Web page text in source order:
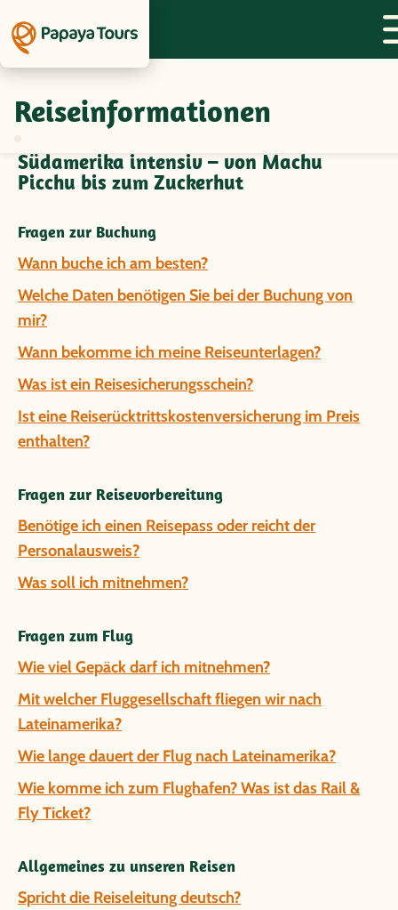
Reiseinformationen
Fragen und Antworten zur Gruppenreise
Südamerika intensiv – von Machu
Picchu bis zum Zuckerhut
Fragen zur Buchung
Wann buche ich am besten?
Welche Daten benötigen Sie bei der Buchung von
mir?
Wann bekomme ich meine Reiseunterlagen?
Was ist ein Reisesicherungsschein?
Ist eine Reiserücktrittskostenversicherung im Preis
enthalten?
Fragen zur Reisevorbereitung
Benötige ich einen Reisepass oder reicht der
Personalausweis?
Was soll ich mitnehmen?
Fragen zum Flug
Wie viel Gepäck darf ich mitnehmen?
Mit welcher Fluggesellschaft fliegen wir nach
Lateinamerika?
Wie lange dauert der Flug nach Lateinamerika?
Wie komme ich zum Flughafen? Was ist das Rail &
Fly Ticket?
Allgemeines zu unseren Reisen
Spricht die Reiseleitung deutsch?